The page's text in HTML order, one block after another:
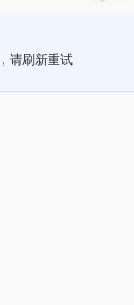
请刷新重试